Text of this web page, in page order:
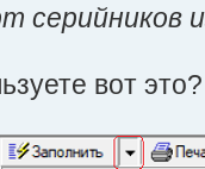
серийников
вот это?